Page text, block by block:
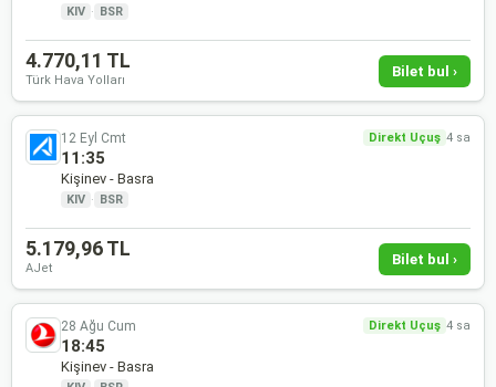
KIV · BSR
4.770,11 TL
Türk Hava Yolları
Bilet bul ›
12 Eyl Cmt Direkt Uçuş 4 sa
11:35
Kişinev - Basra
KIV · BSR
5.179,96 TL
AJet
Bilet bul ›
28 Ağu Cum Direkt Uçuş 4 sa
18:45
Kişinev - Basra